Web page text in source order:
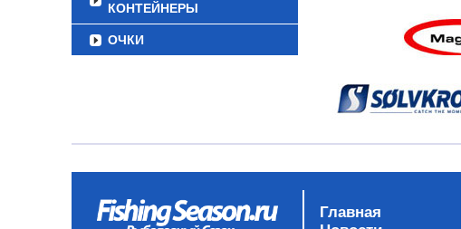
КОНТЕЙНЕРЫ
ОЧКИ
Главная